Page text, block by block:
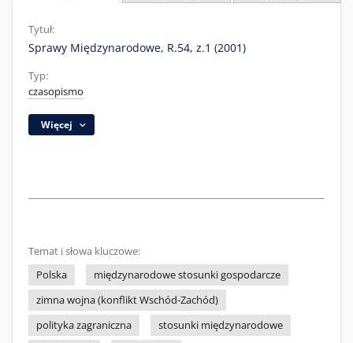
Tytuł:
Sprawy Międzynarodowe, R.54, z.1 (2001)
Typ:
czasopismo
Więcej
Temat i słowa kluczowe:
Polska
międzynarodowe stosunki gospodarcze
zimna wojna (konflikt Wschód-Zachód)
polityka zagraniczna
stosunki międzynarodowe